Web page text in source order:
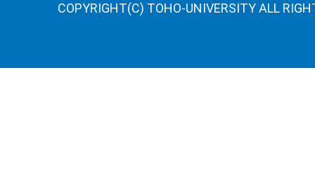
COPYRIGHT(C) TOHO-UNIVERSITY ALL